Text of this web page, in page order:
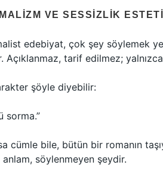
VE SESSIZLIK
edebiyat, çok şey söylemek
Açıklanmaz, tarif edilmez;
şöyle diyebilir:
sorma.”
cümle bile, bütün bir romanın
söylenmeyen şeydir.